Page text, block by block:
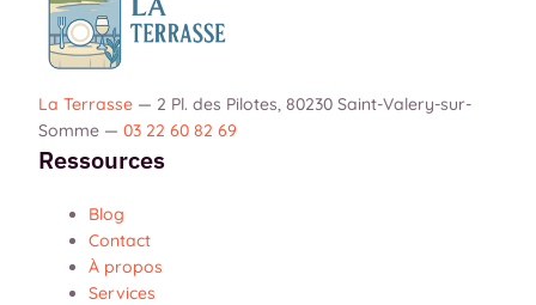
La Terrasse — 2 Pl. des Pilotes, 80230 Saint-Valery-sur-
Somme — 03 22 60 82 69
Ressources
Blog
Contact
À propos
Services